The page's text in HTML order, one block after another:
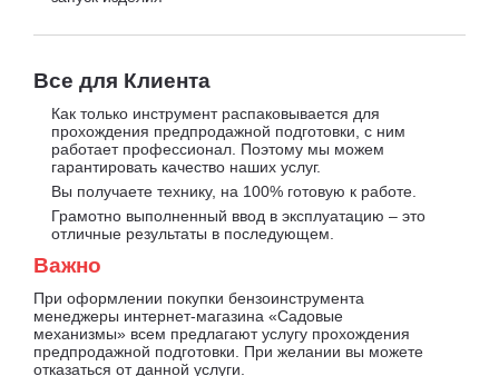
Все для Клиента
Как только инструмент распаковывается для
прохождения предпродажной подготовки, с ним
работает профессионал. Поэтому мы можем
гарантировать качество наших услуг.
Вы получаете технику, на 100% готовую к работе.
Грамотно выполненный ввод в эксплуатацию – это
отличные результаты в последующем.
Важно
При оформлении покупки бензоинструмента
менеджеры интернет-магазина «Садовые
механизмы» всем предлагают услугу прохождения
предпродажной подготовки. При желании вы можете
отказаться от данной услуги.